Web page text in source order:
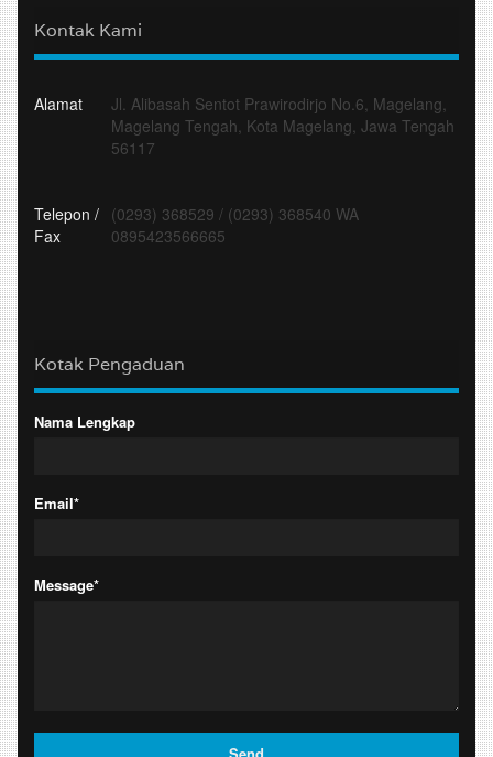
Kontak Kami
Alamat
Jl. Alibasah Sentot Prawirodirjo No.6, Magelang,
Magelang Tengah, Kota Magelang, Jawa Tengah
56117
Telepon /
Fax
(0293) 368529 / (0293) 368540 WA
0895423566665
Kotak Pengaduan
Nama Lengkap
Email*
Message*